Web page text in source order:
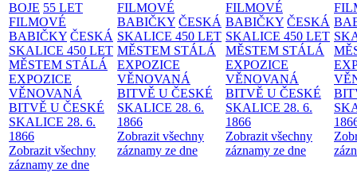
BOJE 55 LET
FILMOVÉ
BABIČKY ČESKÁ
SKALICE 450 LET
MĚSTEM STÁLÁ
EXPOZICE
VĚNOVANÁ
BITVĚ U ČESKÉ
SKALICE 28. 6.
1866
Zobrazit všechny
záznamy ze dne
FILMOVÉ
BABIČKY ČESKÁ
SKALICE 450 LET
MĚSTEM STÁLÁ
EXPOZICE
VĚNOVANÁ
BITVĚ U ČESKÉ
SKALICE 28. 6.
1866
Zobrazit všechny
záznamy ze dne
FILMOVÉ
BABIČKY ČESKÁ
SKALICE 450 LET
MĚSTEM STÁLÁ
EXPOZICE
VĚNOVANÁ
BITVĚ U ČESKÉ
SKALICE 28. 6.
1866
Zobrazit všechny
záznamy ze dne